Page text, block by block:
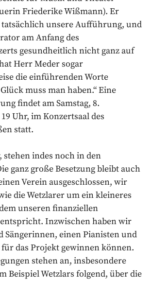
Friederike Wißmann). Er
tatsächlich unsere Aufführung, und
am Anfang des
gesundheitlich nicht ganz auf
Herr Meder sogar
die einführenden Worte
muss man haben.“ Eine
findet am Samstag, 8.
Uhr, im Konzertsaal des
statt.
stehen indes noch in den
ganz große Besetzung bleibt auch
Verein ausgeschlossen, wir
die Wetzlarer um ein kleineres
unseren finanziellen
Inzwischen haben wir
Sängerinnen, einen Pianisten und
das Projekt gewinnen können.
stehen an, insbesondere
Beispiel Wetzlars folgend, über die